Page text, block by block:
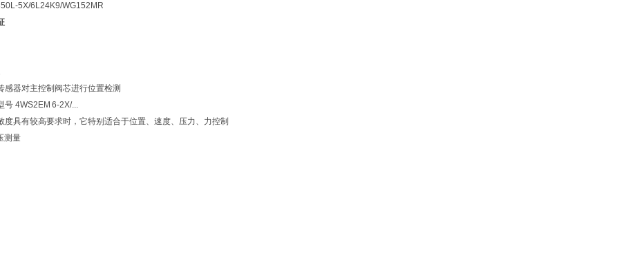
5X/6L24K9/WG152MR
感器对主控制阀芯进行位置检测
号 4WS2EM 6-2X/...
度具有较高要求时，它特别适合于位置、速度、压力、力控制
测量